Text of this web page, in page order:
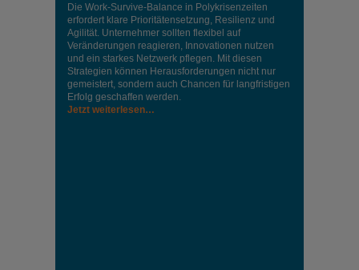
Die Work-Survive-Balance in Polykrisenzeiten
erfordert klare Prioritätensetzung, Resilienz und
Agilität. Unternehmer sollten flexibel auf
Veränderungen reagieren, Innovationen nutzen
und ein starkes Netzwerk pflegen. Mit diesen
Strategien können Herausforderungen nicht nur
gemeistert, sondern auch Chancen für langfristigen
Erfolg geschaffen werden.
Jetzt weiterlesen…